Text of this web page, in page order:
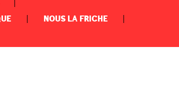
NOUS LA FRICHE